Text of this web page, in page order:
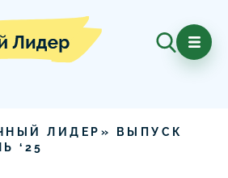
ЛИДЕР» ВЫПУСК
‘ 25